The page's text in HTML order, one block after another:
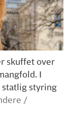
skuffet over
I
statlig styring
/